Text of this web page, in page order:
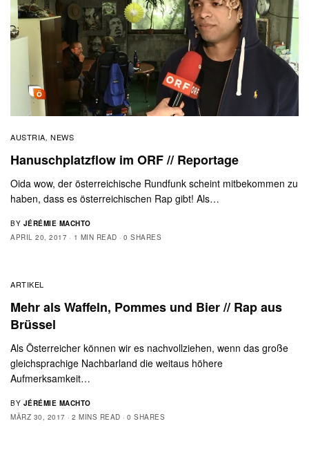
AUSTRIA, NEWS
Hanuschplatzflow im ORF // Reportage
Oida wow, der österreichische Rundfunk scheint mitbekommen zu
haben, dass es österreichischen Rap gibt! Als…
BY JÉRÉMIE MACHTO
APRIL 20, 2017
1 MIN READ 0 SHARES
ARTIKEL
Mehr als Waffeln, Pommes und Bier // Rap aus
Brüssel
Als Österreicher können wir es nachvollziehen, wenn das große
gleichsprachige Nachbarland die weitaus höhere
Aufmerksamkeit…
BY JÉRÉMIE MACHTO
MÄRZ 30, 2017
2 MINS READ 0 SHARES